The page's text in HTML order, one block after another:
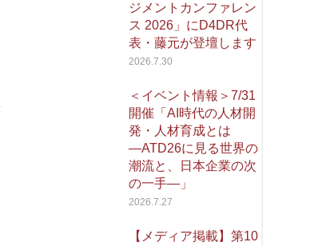
ジメントカンファレン
ス 2026」にD4DR代
表・藤元が登壇します
2026.7.30
＜イベント情報＞7/31
開催「AI時代の人材開
発・人材育成とは
―ATD26に見る世界の
潮流と、日本企業の次
の一手―」
2026.7.27
【メディア掲載】第10